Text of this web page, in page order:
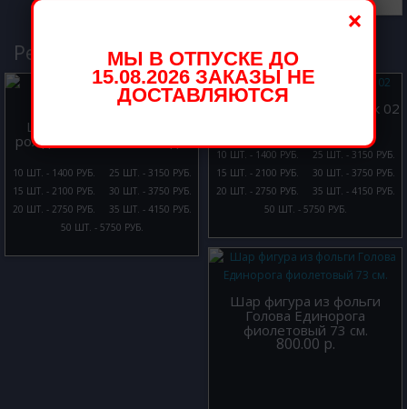
Рекомендуемые товары
Шары с гелием с Днем
рождения Веселые панды
10 ШТ. - 1400 РУБ.
15 ШТ. - 2100 РУБ.
20 ШТ. - 2750 РУБ.
25 ШТ. - 3150 РУБ.
30 ШТ. - 3750 РУБ.
35 ШТ. - 4150 РУБ.
50 ШТ. - 5750 РУБ.
Шары с гелием Девичник 02
10 ШТ. - 1400 РУБ.
15 ШТ. - 2100 РУБ.
20 ШТ. - 2750 РУБ.
25 ШТ. - 3150 РУБ.
30 ШТ. - 3750 РУБ.
35 ШТ. - 4150 РУБ.
50 ШТ. - 5750 РУБ.
Шар фигура из фольги
Голова Единорога
фиолетовый 73 см.
800.00 р.
×
МЫ В ОТПУСКЕ ДО
15.08.2026 ЗАКАЗЫ НЕ
ДОСТАВЛЯЮТСЯ